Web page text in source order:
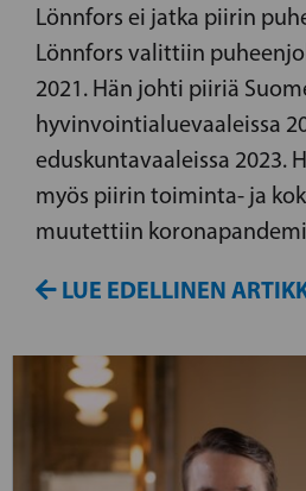
Lönnfors ei jatka piirin
Lönnfors valittiin
2021. Hän johti piiriä
hyvinvointialuevaaleissa
eduskuntavaaleissa 2023.
myös piirin toiminta- ja
muutettiin
LUE EDELLINEN